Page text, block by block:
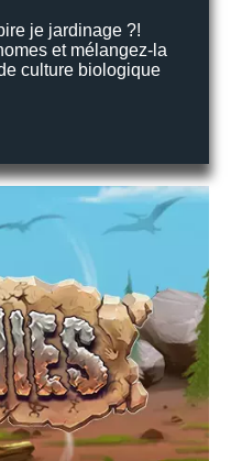
je jardinage ?!
et mélangez-la
culture biologique